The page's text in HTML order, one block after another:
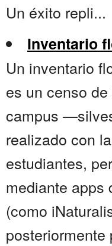
Un éxito repli...
Inventario
Un inventario
es un censo
campus
realizado con
estudiantes,
mediante apps
(como
posteriormente